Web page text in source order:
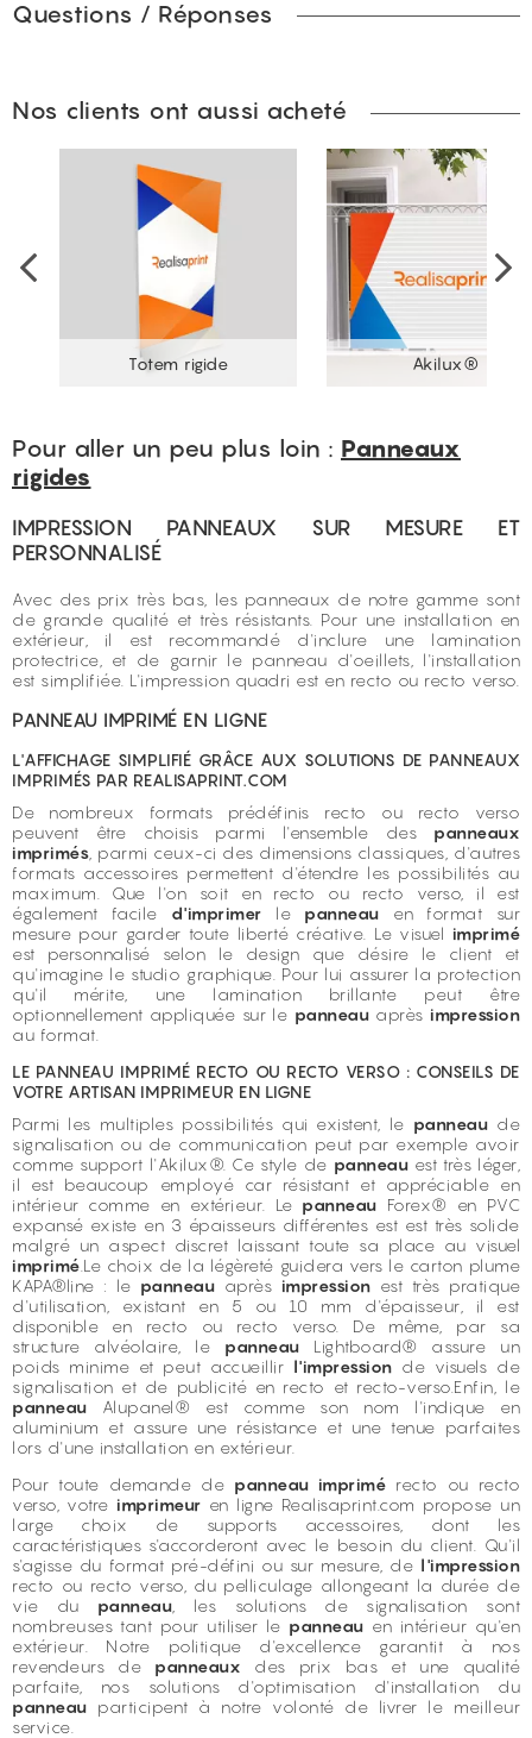
Questions / Réponses
Nos clients ont aussi acheté
Totem rigide Akilux®
Pour aller un peu plus loin : Panneaux
rigides
IMPRESSION PANNEAUX SUR MESURE ET
PERSONNALISÉ
Avec des prix très bas, les panneaux de notre gamme sont
de grande qualité et très résistants. Pour une installation en
extérieur, il est recommandé d'inclure une lamination
protectrice, et de garnir le panneau d'oeillets, l'installation
est simplifiée. L'impression quadri est en recto ou recto verso.
PANNEAU IMPRIMÉ EN LIGNE
L'AFFICHAGE SIMPLIFIÉ GRÂCE AUX SOLUTIONS DE PANNEAUX
IMPRIMÉS PAR REALISAPRINT.COM
De nombreux formats prédéfinis recto ou recto verso
peuvent être choisis parmi l'ensemble des panneaux
imprimés , parmi ceux-ci des dimensions classiques, d'autres
formats accessoires permettent d'étendre les possibilités au
maximum. Que l'on soit en recto ou recto verso, il est
également facile d'imprimer le panneau en format sur
mesure pour garder toute liberté créative. Le visuel imprimé
est personnalisé selon le design que désire le client et
qu'imagine le studio graphique. Pour lui assurer la protection
qu'il mérite, une lamination brillante peut être
optionnellement appliquée sur le panneau après impression
au format.
LE PANNEAU IMPRIMÉ RECTO OU RECTO VERSO : CONSEILS DE
VOTRE ARTISAN IMPRIMEUR EN LIGNE
Parmi les multiples possibilités qui existent, le panneau de
signalisation ou de communication peut par exemple avoir
comme support l'Akilux®. Ce style de panneau est très léger,
il est beaucoup employé car résistant et appréciable en
intérieur comme en extérieur. Le panneau Forex® en PVC
expansé existe en 3 épaisseurs différentes est est très solide
malgré un aspect discret laissant toute sa place au visuel
imprimé .Le choix de la légèreté guidera vers le carton plume
KAPA®line : le panneau après impression est très pratique
d'utilisation, existant en 5 ou 10 mm d'épaisseur, il est
disponible en recto ou recto verso. De même, par sa
structure alvéolaire, le panneau Lightboard® assure un
poids minime et peut accueillir l'impression de visuels de
signalisation et de publicité en recto et recto-verso.Enfin, le
panneau Alupanel® est comme son nom l'indique en
aluminium et assure une résistance et une tenue parfaites
lors d'une installation en extérieur.
Pour toute demande de panneau imprimé recto ou recto
verso, votre imprimeur en ligne Realisaprint.com propose un
large choix de supports accessoires, dont les
caractéristiques s'accorderont avec le besoin du client. Qu'il
s'agisse du format pré-défini ou sur mesure, de l'impression
recto ou recto verso, du pelliculage allongeant la durée de
vie du panneau , les solutions de signalisation sont
nombreuses tant pour utiliser le panneau en intérieur qu'en
extérieur. Notre politique d'excellence garantit à nos
revendeurs de panneaux des prix bas et une qualité
parfaite, nos solutions d'optimisation d'installation du
panneau participent à notre volonté de livrer le meilleur
service.